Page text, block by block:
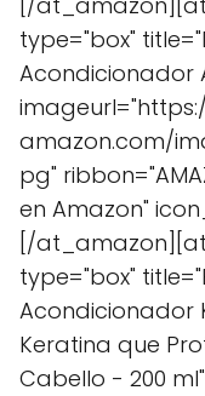
type="box"
Acondicionador
amazon.com/
pg"
en Amazon"
[/
type="box"
Acondicionador
Keratina que
Cabello - 200